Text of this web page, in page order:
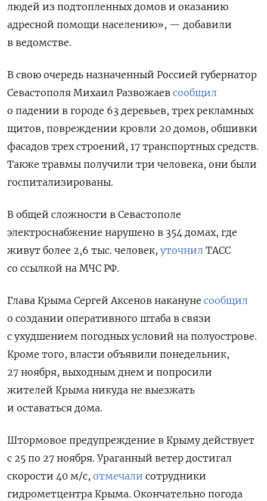
людей из подтопленных домов и оказанию
адресной помощи населению», — добавили
в ведомстве.
В свою очередь назначенный Россией губернатор
Севастополя Михаил Развожаев сообщил
о падении в городе 63 деревьев, трех рекламных
щитов, повреждении кровли 20 домов, обшивки
фасадов трех строений, 17 транспортных средств.
Также травмы получили три человека, они были
госпитализированы.
В общей сложности в Севастополе
электроснабжение нарушено в 354 домах, где
живут более 2,6 тыс. человек, уточнил ТАСС
со ссылкой на МЧС РФ.
Глава Крыма Сергей Аксенов накануне сообщил
о создании оперативного штаба в связи
с ухудшением погодных условий на полуострове.
Кроме того, власти объявили понедельник,
27 ноября, выходным днем и попросили
жителей Крыма никуда не выезжать
и оставаться дома.
Штормовое предупреждение в Крыму действует
с 25 по 27 ноября. Ураганный ветер достигал
скорости 40 м/с, отмечали сотрудники
гидрометцентра Крыма. Окончательно погода